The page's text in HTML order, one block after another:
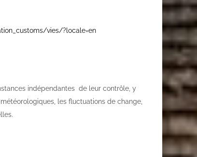
vies/?locale=en
indépendantes de leur contrôle, y
les fluctuations de change,